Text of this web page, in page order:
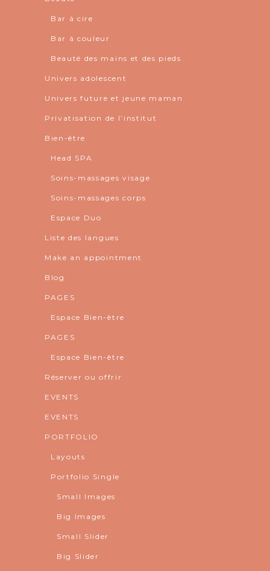
Bar à cire
Bar à couleur
Beauté des mains et des pieds
Univers adolescent
Univers future et jeune maman
Privatisation de l’institut
Bien-être
Head SPA
Soins-massages visage
Soins-massages corps
Espace Duo
Liste des langues
Make an appointment
Blog
PAGES
Espace Bien-être
PAGES
Espace Bien-être
Réserver ou offrir
EVENTS
EVENTS
PORTFOLIO
Layouts
Portfolio Single
Small Images
Big Images
Small Slider
Big Slider